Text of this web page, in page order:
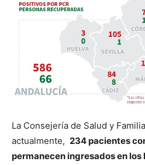
La Consejería de Salud y
actualmente, 234 pacientes
permanecen ingresados en